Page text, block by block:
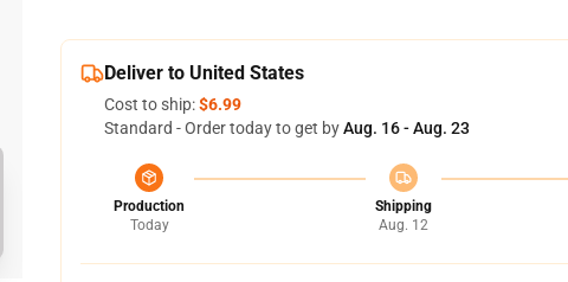
Deliver to United States
Cost to ship:$6.99
Standard - Order today to get byAug. 16 - Aug. 23
Production
Today
Shipping
Aug. 12